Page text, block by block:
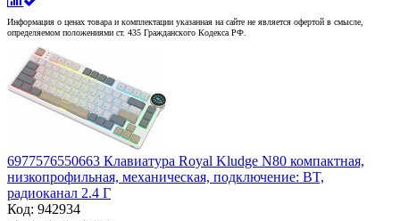
Информация о ценах товара и комплектации указанная на сайте не является офертой в смысле,
определяемом положениями ст. 435 Гражданского Кодекса РФ.
6977576550663 Клавиатура Royal Kludge N80 компактная,
низкопрофильная, механическая, подключение: BT,
радиоканал 2.4 Г
Код: 942934